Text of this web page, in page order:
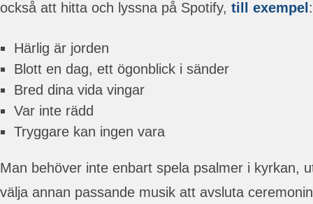
också att hitta och lyssna på Spotify, till exempel :
Härlig är jorden
Blott en dag, ett ögonblick i sänder
Bred dina vida vingar
Var inte rädd
Tryggare kan ingen vara
Man behöver inte enbart spela psalmer i kyrkan,
välja annan passande musik att avsluta